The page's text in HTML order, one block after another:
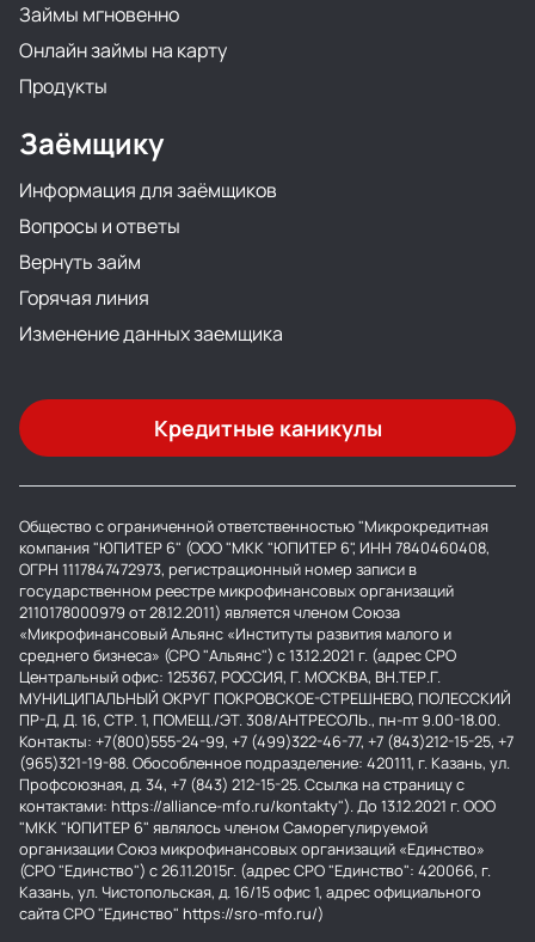
Займы мгновенно
Онлайн займы на карту
Продукты
Заёмщику
Информация для заёмщиков
Вопросы и ответы
Вернуть займ
Горячая линия
Изменение данных заемщика
Кредитные каникулы
Общество с ограниченной ответственностью "Микрокредитная
компания "ЮПИТЕР 6" (ООО "МКК "ЮПИТЕР 6", ИНН 7840460408,
ОГРН 1117847472973, регистрационный номер записи в
государственном реестре микрофинансовых организаций
2110178000979 от 28.12.2011) является членом Союза
«Микрофинансовый Альянс «Институты развития малого и
среднего бизнеса» (СРО "Альянс") с 13.12.2021 г. (адрес СРО
Центральный офис: 125367, РОССИЯ, Г. МОСКВА, ВН.ТЕР.Г.
МУНИЦИПАЛЬНЫЙ ОКРУГ ПОКРОВСКОЕ-СТРЕШНЕВО, ПОЛЕССКИЙ
ПР-Д, Д. 16, СТР. 1, ПОМЕЩ./ЭТ. 308/АНТРЕСОЛЬ., пн-пт 9.00-18.00.
Контакты: +7(800)555-24-99, +7 (499)322-46-77, +7 (843)212-15-25, +7
(965)321-19-88. Обособленное подразделение: 420111, г. Казань, ул.
Профсоюзная, д. 34, +7 (843) 212-15-25. Ссылка на страницу с
контактами: https://alliance-mfo.ru/kontakty"). До 13.12.2021 г. ООО
"МКК "ЮПИТЕР 6" являлось членом Саморегулируемой
организации Союз микрофинансовых организаций «Единство»
(СРО "Единство") с 26.11.2015г. (адрес СРО "Единство": 420066, г.
Казань, ул. Чистопольская, д. 16/15 офис 1, адрес официального
сайта СРО "Единство" https://sro-mfo.ru/)